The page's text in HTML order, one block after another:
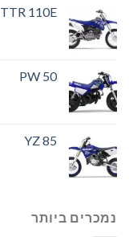
TTR 110E
PW 50
YZ 85
נמכרים ביותר